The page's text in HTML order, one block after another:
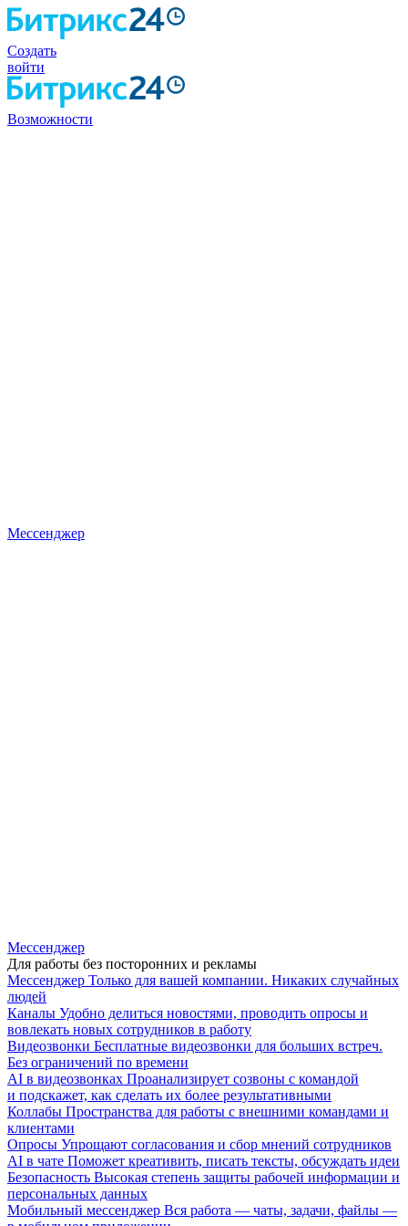
Создать
войти
Возможности
Мессенджер
Мессенджер
Для работы без посторонних и рекламы
Мессенджер Только для вашей компании. Никаких случайных
людей
Каналы Удобно делиться новостями, проводить опросы и
вовлекать новых сотрудников в работу
Видеозвонки Бесплатные видеозвонки для больших встреч.
Без ограничений по времени
AI в видеозвонках Проанализирует созвоны с командой
и подскажет, как сделать их более результативными
Коллабы Пространства для работы с внешними командами и
клиентами
Опросы Упрощают согласования и сбор мнений сотрудников
AI в чате Поможет креативить, писать тексты, обсуждать идеи
Безопасность Высокая степень защиты рабочей информации и
персональных данных
Мобильный мессенджер Вся работа — чаты, задачи, файлы —